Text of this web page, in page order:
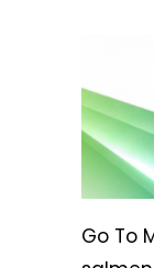
Go To